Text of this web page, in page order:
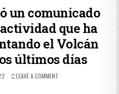
un comunicado
que ha
el Volcán
últimos días
LEAVE A COMMENTON